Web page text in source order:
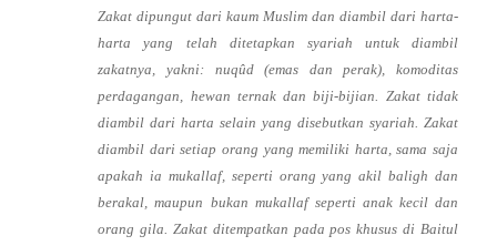
Zakat dipungut dari kaum Muslim dan diambil dari harta-
harta yang telah ditetapkan syariah untuk diambil
zakatnya, yakni: nuqûd (emas dan perak), komoditas
perdagangan, hewan ternak dan biji-bijian. Zakat tidak
diambil dari harta selain yang disebutkan syariah. Zakat
diambil dari setiap orang yang memiliki harta, sama saja
apakah ia mukallaf, seperti orang yang akil baligh dan
berakal, maupun bukan mukallaf seperti anak kecil dan
orang gila. Zakat ditempatkan pada pos khusus di Baitul